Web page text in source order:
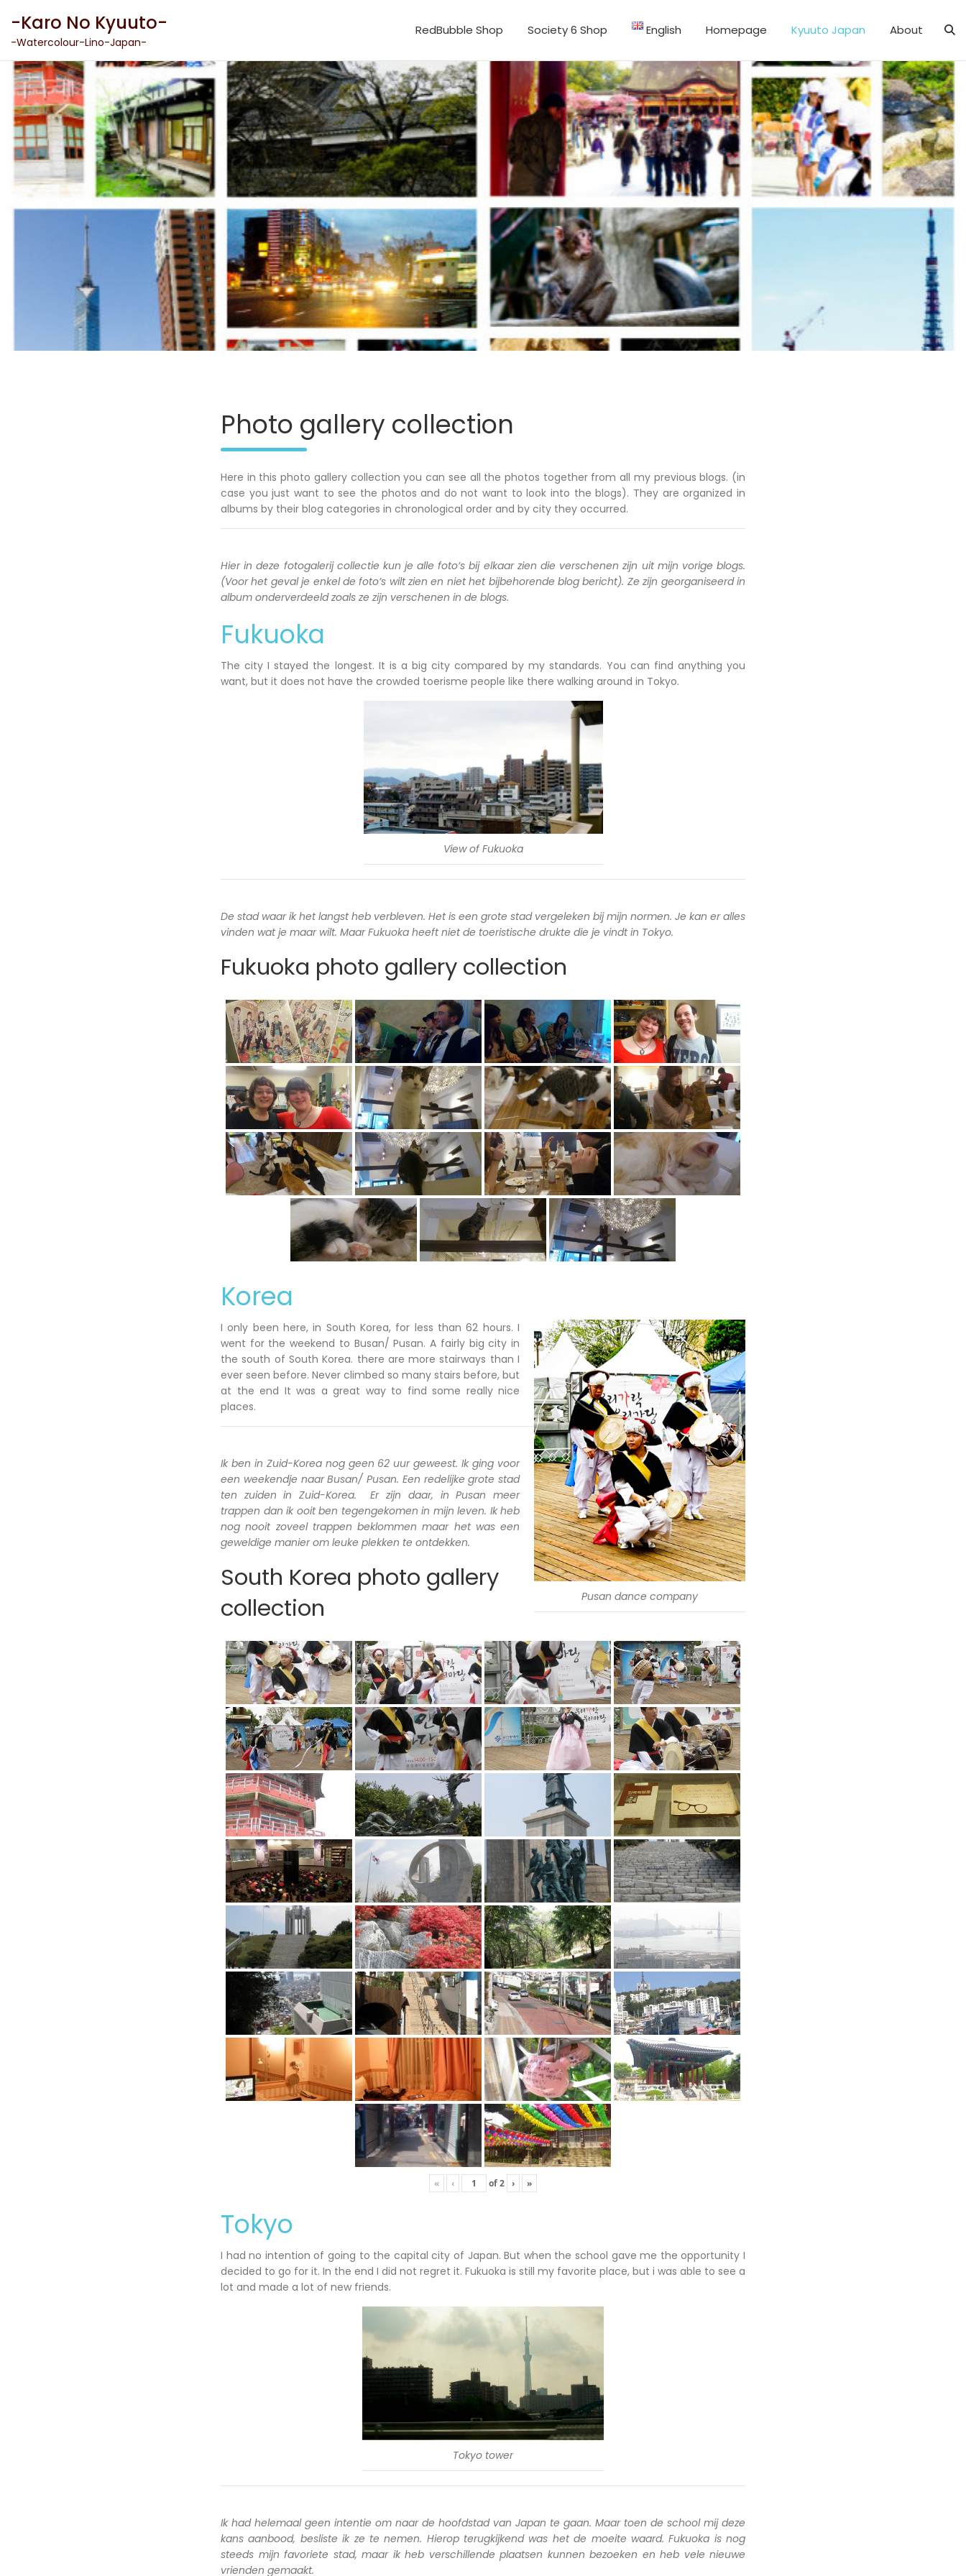
content
-Karo No Kyuuto-
-Watercolour-Lino-Japan-
RedBubble Shop Society 6 Shop English Homepage Kyuuto Japan About
Photo gallery collection
Here in this photo gallery collection you can see all the photos together from all my previous blogs. (in
case you just want to see the photos and do not want to look into the blogs). They are organized in
albums by their blog categories in chronological order and by city they occurred.
Hier in deze fotogalerij collectie kun je alle foto’s bij elkaar zien die verschenen zijn uit mijn vorige blogs.
(Voor het geval je enkel de foto’s wilt zien en niet het bijbehorende blog bericht). Ze zijn georganiseerd in
album onderverdeeld zoals ze zijn verschenen in de blogs.
Fukuoka
The city I stayed the longest. It is a big city compared by my standards. You can find anything you
want, but it does not have the crowded toerisme people like there walking around in Tokyo.
View of Fukuoka
De stad waar ik het langst heb verbleven. Het is een grote stad vergeleken bij mijn normen. Je kan er alles
vinden wat je maar wilt. Maar Fukuoka heeft niet de toeristische drukte die je vindt in Tokyo.
Fukuoka photo gallery collection
Korea
Pusan dance company
I only been here, in South Korea, for less than 62 hours. I
went for the weekend to Busan/ Pusan. A fairly big city in
the south of South Korea. there are more stairways than I
ever seen before. Never climbed so many stairs before, but
at the end It was a great way to find some really nice
places.
Ik ben in Zuid-Korea nog geen 62 uur geweest. Ik ging voor
een weekendje naar Busan/ Pusan. Een redelijke grote stad
ten zuiden in Zuid-Korea. Er zijn daar, in Pusan meer
trappen dan ik ooit ben tegengekomen in mijn leven. Ik heb
nog nooit zoveel trappen beklommen maar het was een
geweldige manier om leuke plekken te ontdekken.
South Korea photo gallery
collection
« ‹ of2 › »
Tokyo
I had no intention of going to the capital city of Japan. But when the school gave me the opportunity I
decided to go for it. In the end I did not regret it. Fukuoka is still my favorite place, but i was able to see a
lot and made a lot of new friends.
Tokyo tower
Ik had helemaal geen intentie om naar de hoofdstad van Japan te gaan. Maar toen de school mij deze
kans aanbood, besliste ik ze te nemen. Hierop terugkijkend was het de moeite waard. Fukuoka is nog
steeds mijn favoriete stad, maar ik heb verschillende plaatsen kunnen bezoeken en heb vele nieuwe
vrienden gemaakt.